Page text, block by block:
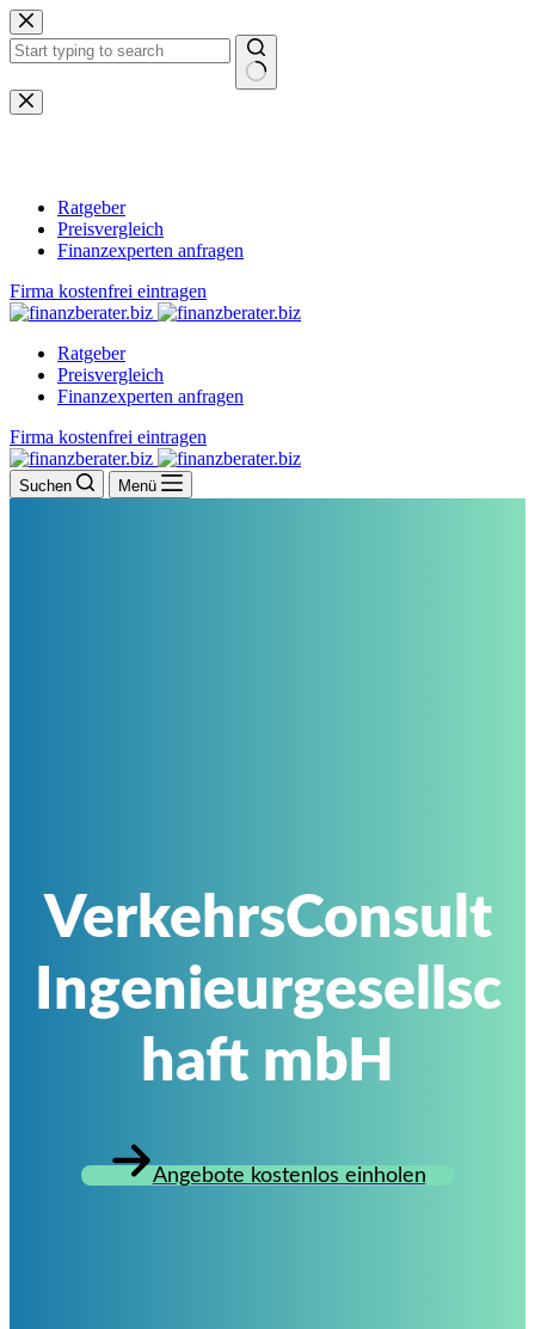
Zum
Inhalt
springen
Keine
Ergebnisse
Ratgeber
Preisvergleich
Finanzexperten anfragen
Firma kostenfrei eintragen
Ratgeber
Preisvergleich
Finanzexperten anfragen
Firma kostenfrei eintragen
Suchen Menü
VerkehrsConsult
Ingenieurgesellsc
haft mbH
Angebote kostenlos einholen